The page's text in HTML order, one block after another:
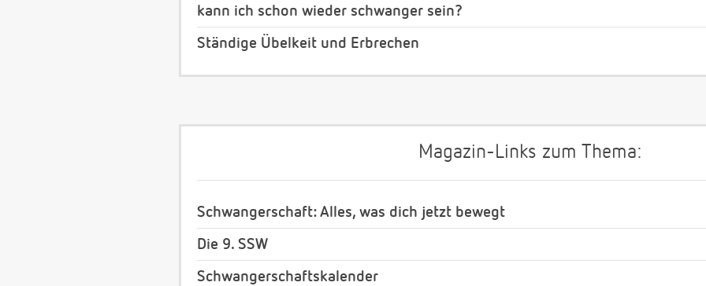
kann ich schon wieder schwanger sein?
Ständige Übelkeit und Erbrechen
Magazin-Links zum Thema:
Schwangerschaft: Alles, was dich jetzt bewegt
Die 9. SSW
Schwangerschaftskalender